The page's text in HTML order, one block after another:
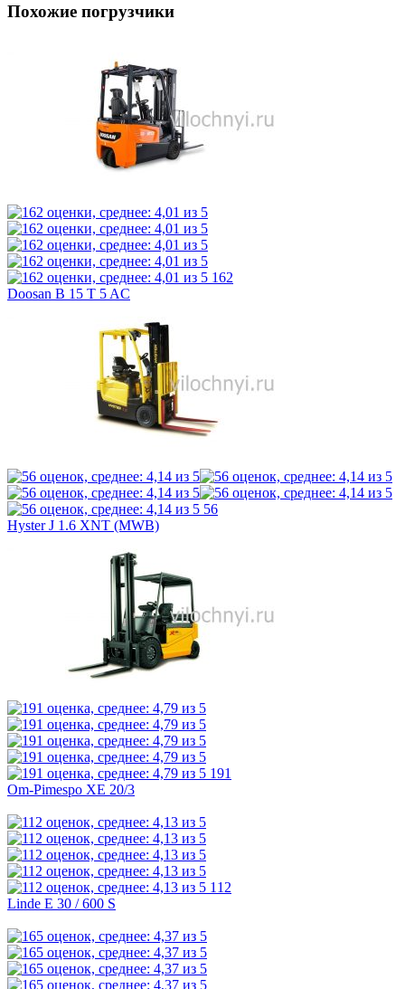
Похожие погрузчики
162
Doosan B 15 T 5 AC
56
Hyster J 1.6 XNT (MWB)
191
Om-Pimespo XE 20/3
112
Linde E 30 / 600 S